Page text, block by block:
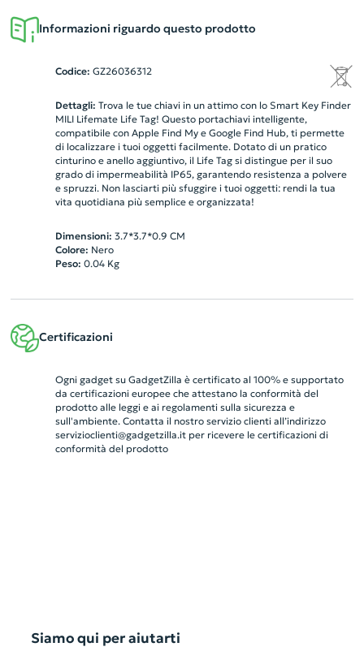
Informazioni riguardo questo prodotto
Codice: GZ26036312
Dettagli: Trova le tue chiavi in un attimo con lo Smart Key Finder
MILI Lifemate Life Tag! Questo portachiavi intelligente,
compatibile con Apple Find My e Google Find Hub, ti permette
di localizzare i tuoi oggetti facilmente. Dotato di un pratico
cinturino e anello aggiuntivo, il Life Tag si distingue per il suo
grado di impermeabilità IP65, garantendo resistenza a polvere
e spruzzi. Non lasciarti più sfuggire i tuoi oggetti: rendi la tua
vita quotidiana più semplice e organizzata!
Dimensioni: 3.7*3.7*0.9 CM
Colore: Nero
Peso: 0.04Kg
Certificazioni
Ogni gadget su GadgetZilla è certificato al 100% e supportato
da certificazioni europee che attestano la conformità del
prodotto alle leggi e ai regolamenti sulla sicurezza e
sull'ambiente. Contatta il nostro servizio clienti all’indirizzo
servizioclienti@gadgetzilla.itper ricevere le certificazioni di
conformità del prodotto
Siamo qui per aiutarti